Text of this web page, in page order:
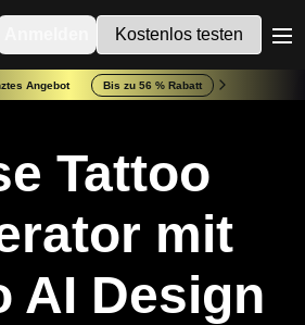
Kostenlos testen
Angebot Bis zu 56 % Rabatt
Tattoo
mit
AI Design